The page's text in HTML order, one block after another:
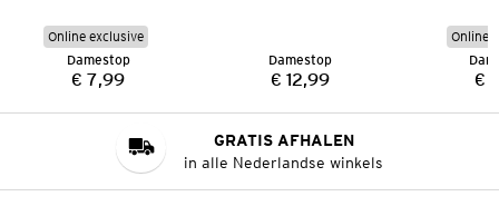
Online exclusive
Damestop
Prijs:
€ 7,99
Damestop
Prijs:
€ 12,99
Online
€
GRATIS AFHALEN
in alle Nederlandse winkels